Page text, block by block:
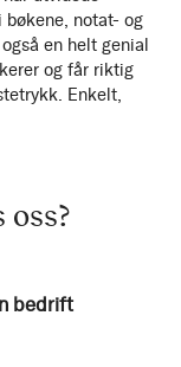
notat- og
en helt genial
og får riktig
Enkelt,
bedrift